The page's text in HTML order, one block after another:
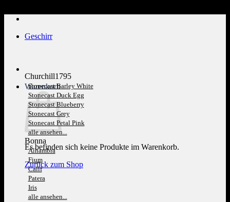
Warenkorb
Es befinden sich keine Produkte im Warenkorb.
Zurück zum Shop
Geschirr
Churchill1795
Stonecast Barley White
Stonecast Duck Egg
Stonecast Blueberry
Stonecast Grey
Stonecast Petal Pink
alle ansehen...
Bonna
Alhambra
Fium
Calif
Patera
Iris
alle ansehen...